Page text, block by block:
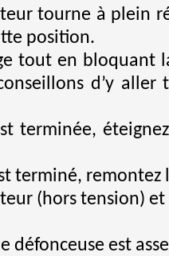
tourne à plein
position.
tout en bloquant
d’y
terminée,
terminé,
(hors tension)
défonceuse est